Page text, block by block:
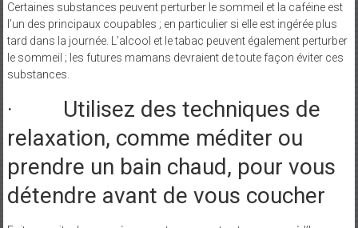
Certaines substances peuvent perturber le sommeil et la caféine est
l’un des principaux coupables ; en particulier si elle est ingérée plus
tard dans la journée. L’alcool et le tabac peuvent également perturber
le sommeil ; les futures mamans devraient de toute façon éviter ces
substances.
· Utilisez des techniques de
relaxation, comme méditer ou
prendre un bain chaud, pour vous
détendre avant de vous coucher